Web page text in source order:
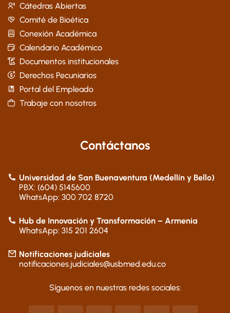
Cátedras Abiertas
Comité de Bioética
Conexión Académica
Calendario Académico
Documentos institucionales
Derechos Pecuniarios
Portal del Empleado
Trabaje con nosotros
Contáctanos
Universidad de San Buenaventura (Medellín y Bello)
PBX: (604) 5145600
WhatsApp: 300 702 8720
Hub de Innovación y Transformación – Armenia
WhatsApp: 315 201 2604
Notificaciones judiciales
notificaciones.judiciales@usbmed.edu.co
Síguenos en nuestras redes sociales: